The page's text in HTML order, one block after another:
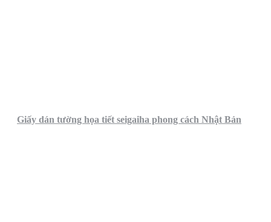
Giấy dán tường họa tiết seigaiha phong cách Nhật Bản